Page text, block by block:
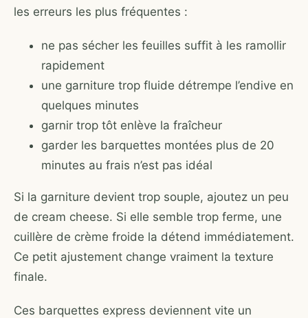
les erreurs les plus fréquentes :
ne pas sécher les feuilles suffit à les ramollir
rapidement
une garniture trop fluide détrempe l’endive en
quelques minutes
garnir trop tôt enlève la fraîcheur
garder les barquettes montées plus de 20
minutes au frais n’est pas idéal
Si la garniture devient trop souple, ajoutez un peu
de cream cheese. Si elle semble trop ferme, une
cuillère de crème froide la détend immédiatement.
Ce petit ajustement change vraiment la texture
finale.
Ces barquettes express deviennent vite un